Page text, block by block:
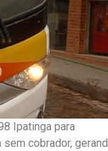
Ipatinga para
cobrador,